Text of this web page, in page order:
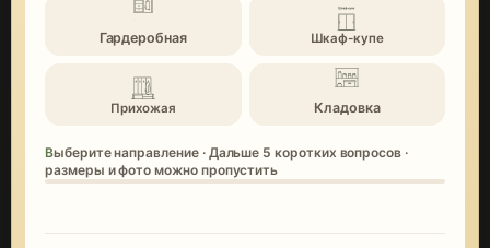
Гардеробная Шкаф-купе
Прихожая Кладовка
Выберите направление · Дальше 5 коротких вопросов ·
размеры и фото можно пропустить